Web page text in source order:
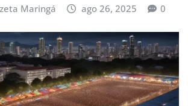
Maringá ago 26, 2025 0